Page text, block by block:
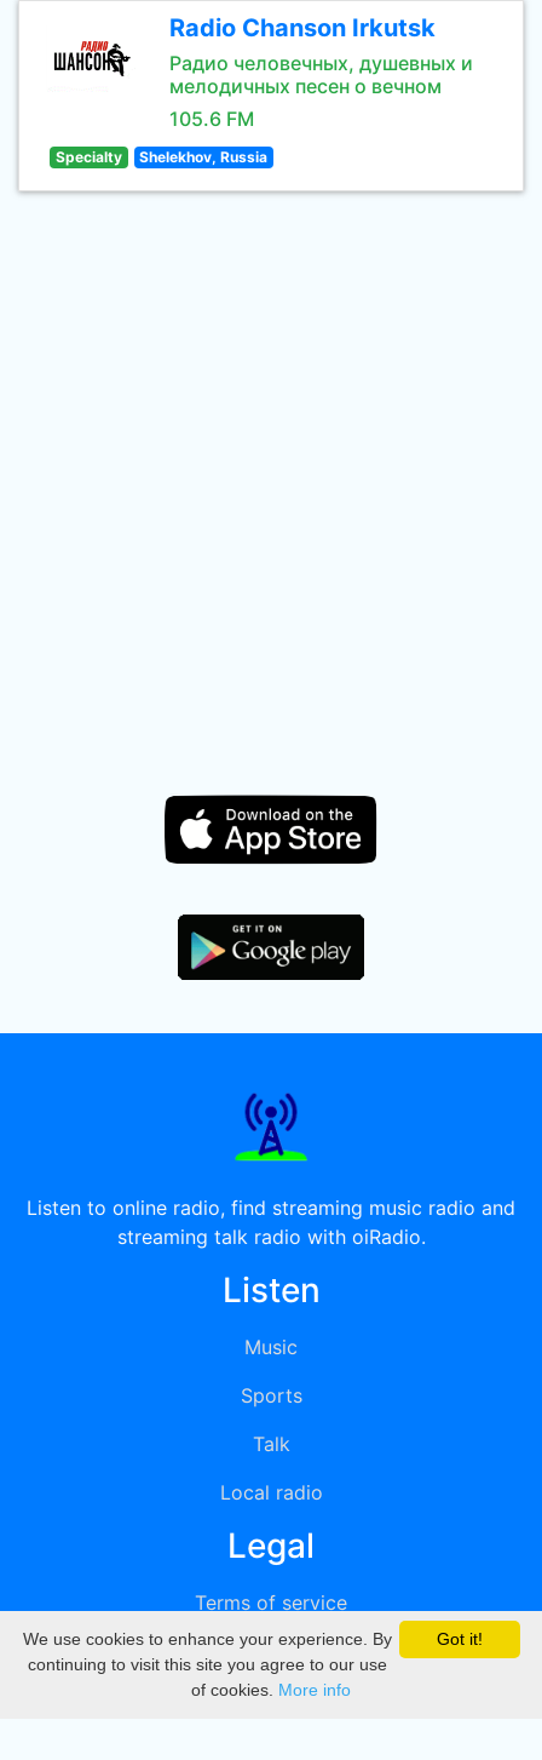
Radio Chanson Irkutsk
Радио человечных, душевных и
мелодичных песен о вечном
105.6 FM
Specialty Shelekhov, Russia
Listen to online radio, find streaming music radio and
streaming talk radio with oiRadio.
Listen
Music
Sports
Talk
Local radio
Legal
Terms of service
Privacy
DMCA
Got it!
We use cookies to enhance your experience. By
continuing to visit this site you agree to our use
of cookies. More info